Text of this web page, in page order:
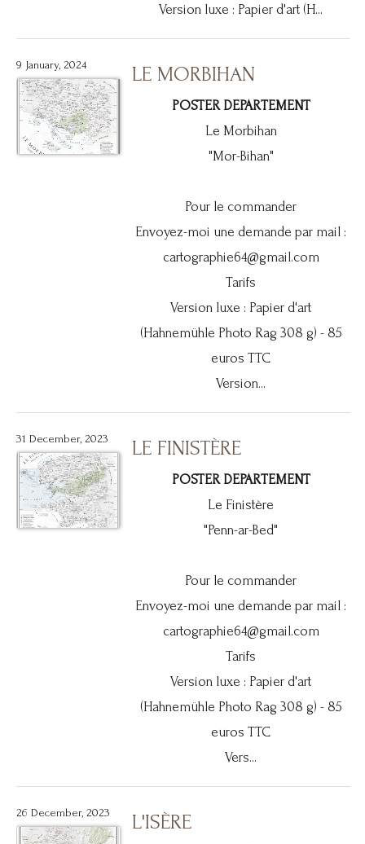
Version luxe : Papier d'art (H...
9 January, 2024 LE MORBIHAN
POSTER DEPARTEMENT
Le Morbihan
"Mor-Bihan"
Pour le commander
Envoyez-moi une demande par mail :
cartographie64@gmail.com
Tarifs
Version luxe : Papier d'art
(Hahnemühle Photo Rag 308 g) - 85
euros TTC
Version...
31 December, 2023 LE FINISTÈRE
POSTER DEPARTEMENT
Le Finistère
"Penn-ar-Bed"
Pour le commander
Envoyez-moi une demande par mail :
cartographie64@gmail.com
Tarifs
Version luxe : Papier d'art
(Hahnemühle Photo Rag 308 g) - 85
euros TTC
Vers...
26 December, 2023 L'ISÈRE